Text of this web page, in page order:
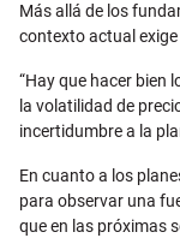
Más allá de los
contexto actual
“Hay que hacer bien
la volatilidad de
incertidumbre a la
En cuanto a los
para observar una
que en las próximas